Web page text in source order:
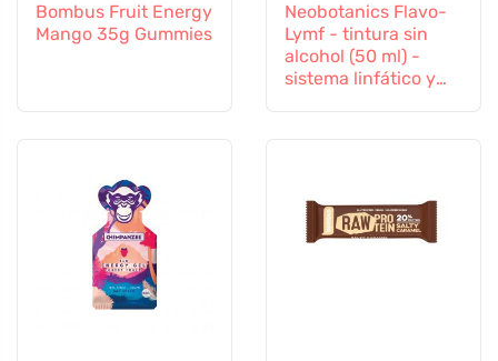
Bombus Fruit Energy
Mango 35g Gummies
Neobotanics Flavo-
Lymf - tintura sin
alcohol (50 ml) -
sistema linfático y